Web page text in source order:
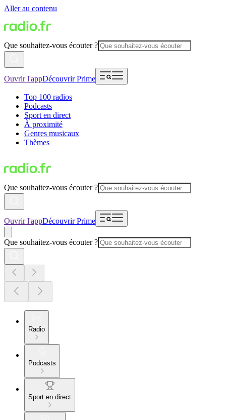
Aller au contenu
Que souhaitez-vous écouter ?
Ouvrir l'appDécouvrir Prime
Top 100 radios
Podcasts
Sport en direct
À proximité
Genres musicaux
Thèmes
Que souhaitez-vous écouter ?
Ouvrir l'appDécouvrir Prime
Que souhaitez-vous écouter ?
Radio
Podcasts
Sport en direct